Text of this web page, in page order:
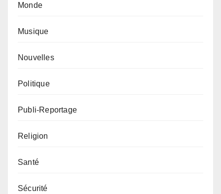
Monde
Musique
Nouvelles
Politique
Publi-Reportage
Religion
Santé
Sécurité